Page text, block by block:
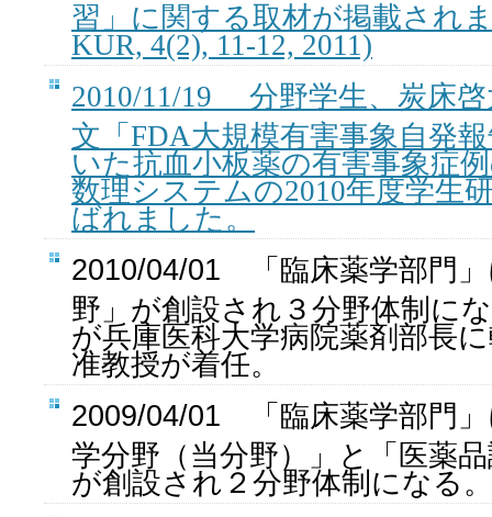
習」に関する取材が掲載され
KUR, 4(2), 11-12, 2011)
2010/11/19 分野学生、炭床啓
文「FDA大規模有害事象自発
いた抗血小板薬の有害事象症
数理システムの2010年度学生
ばれました。
2010/04/01 「臨床薬学部門」
野」が創設され３分野体制に
が兵庫医科大学病院薬剤部長
准教授が着任。
2009/04/01 「臨床薬学部門」
学分野（当分野）」と「医薬
が創設され２分野体制になる。